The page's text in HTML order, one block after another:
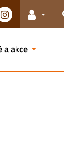
Odkazy
a akce